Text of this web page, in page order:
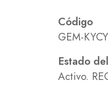
Código
GEM-
Estado
Activo.